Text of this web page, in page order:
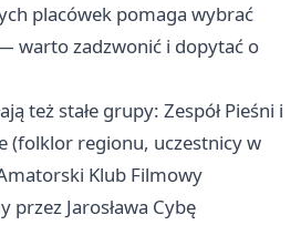
placówek pomaga wybrać
warto zadzwonić i dopytać o
też stałe grupy: Zespół Pieśni i
(folklor regionu, uczestnicy w
Klub Filmowy
przez Jarosława Cybę